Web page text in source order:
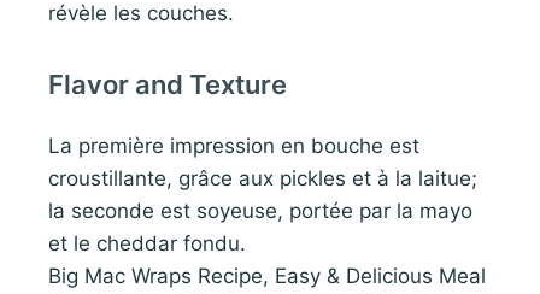
révèle les couches.
Flavor and Texture
La première impression en bouche est
croustillante, grâce aux pickles et à la laitue;
la seconde est soyeuse, portée par la mayo
et le cheddar fondu.
Big Mac Wraps Recipe, Easy & Delicious Meal